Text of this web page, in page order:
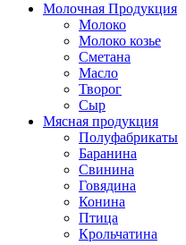
Молочная Продукция
Молоко
Молоко козье
Сметана
Масло
Творог
Сыр
Мясная продукция
Полуфабрикаты
Баранина
Свинина
Говядина
Конина
Птица
Крольчатина